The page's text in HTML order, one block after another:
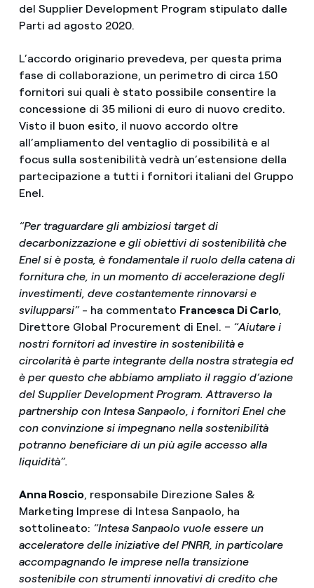
del Supplier Development Program stipulato dalle
Parti ad agosto 2020.
L’accordo originario prevedeva, per questa prima
fase di collaborazione, un perimetro di circa 150
fornitori sui quali è stato possibile consentire la
concessione di 35 milioni di euro di nuovo credito.
Visto il buon esito, il nuovo accordo oltre
all’ampliamento del ventaglio di possibilità e al
focus sulla sostenibilità vedrà un’estensione della
partecipazione a tutti i fornitori italiani del Gruppo
Enel.
“Per traguardare gli ambiziosi target di
decarbonizzazione e gli obiettivi di sostenibilità che
Enel si è posta, è fondamentale il ruolo della catena di
fornitura che, in un momento di accelerazione degli
investimenti, deve costantemente rinnovarsi e
svilupparsi” - ha commentato Francesca Di Carlo,
Direttore Global Procurement di Enel. – “Aiutare i
nostri fornitori ad investire in sostenibilità e
circolarità è parte integrante della nostra strategia ed
è per questo che abbiamo ampliato il raggio d’azione
del Supplier Development Program. Attraverso la
partnership con Intesa Sanpaolo, i fornitori Enel che
con convinzione si impegnano nella sostenibilità
potranno beneficiare di un più agile accesso alla
liquidità”.
Anna Roscio, responsabile Direzione Sales &
Marketing Imprese di Intesa Sanpaolo, ha
sottolineato: “Intesa Sanpaolo vuole essere un
acceleratore delle iniziative del PNRR, in particolare
accompagnando le imprese nella transizione
sostenibile con strumenti innovativi di credito che